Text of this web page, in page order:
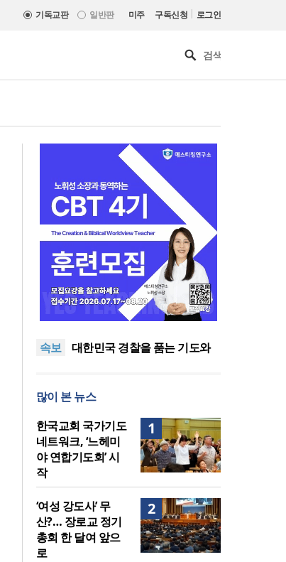
기독교판 일반판 미주 구독신청 | 로그인
속보
한기연 “전쟁을 부르는 정책을
정신질환 평생유병률 27.8%,
대한민국 경찰을 품는 기도와
한미동맹의 가교 되어주길”
한기연 “전쟁을 부르는 정책을
정신건강 치료 인프라 부족…
정신질환 평생유병률 27.8%,
중증 입원·재활 확충 과제
많이 본 뉴스
1
한국교회 국가기도
네트워크, ‘느헤미
야 연합기도회’ 시
작
2
‘여성 강도사’ 무
산?… 장로교 정기
총회 한 달여 앞으
로